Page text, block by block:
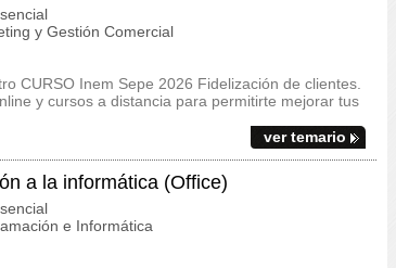
y Gestión Comercial
CURSO Inem Sepe 2026 Fidelización de clientes.
y cursos a distancia para permitirte mejorar tus
ver temario
a la informática (Office)
e Informática